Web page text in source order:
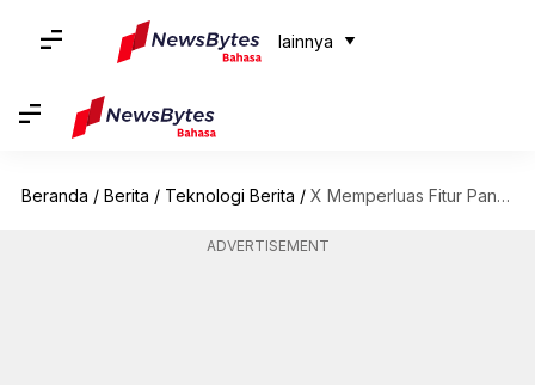
lainnya
Beranda / Berita / Teknologi Berita / X Memperluas Fitur Panggilan Audio Dan Video Ke Pengguna Non-Premium
ADVERTISEMENT